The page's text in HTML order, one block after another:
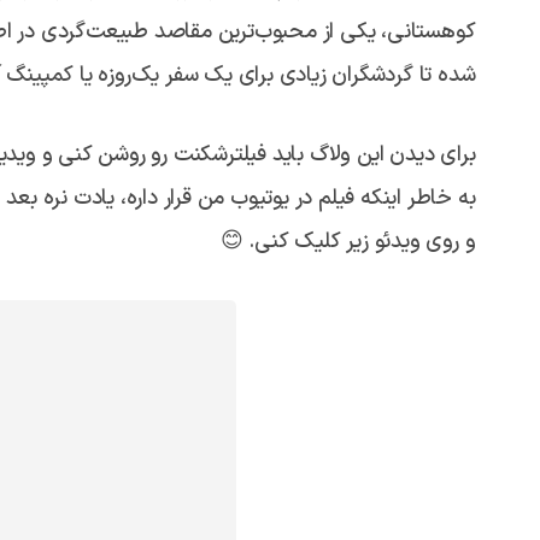
کوهستانی، یکی از محبوب‌ترین مقاصد طبیعت‌گردی در
شده تا گردشگران زیادی برای یک سفر یک‌روزه یا
برای دیدن این ولاگ باید فیلترشکنت رو روشن کنی و
به خاطر اینکه فیلم در یوتیوب من قرار داره، یادت نره
و روی ویدئو زیر کلیک کنی. 😊